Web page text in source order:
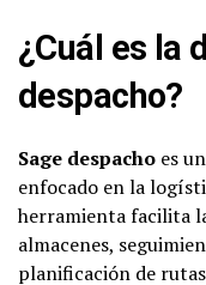
¿Cuál es la
despacho?
Sage despacho es un
enfocado en la
herramienta facilita
almacenes,
planificación de